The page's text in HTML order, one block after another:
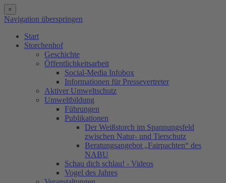
×
Navigation überspringen
Start
Storchenhof
Geschichte
Öffentlichkeitsarbeit
Social-Media Infobox
Informationen für Pressevertreter
Aktiver Umweltschutz
Umweltbildung
Führungen
Publikationen
Der Weißstorch im Spannungsfeld
zwischen Natur- und Tierschutz
Beratungsangebot „Fairpachten“ des
NABU
Schau dich schlau! - Videos
Vogel des Jahres